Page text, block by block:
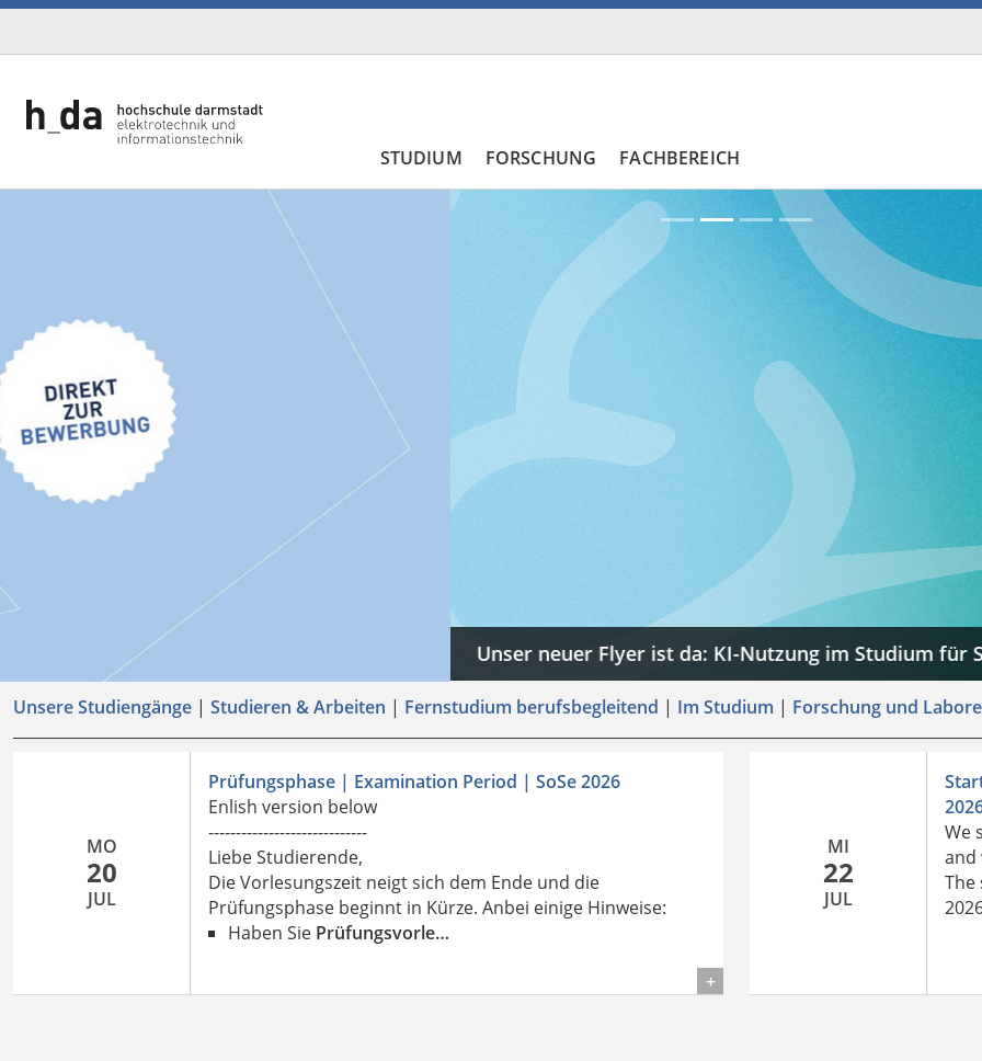
STUDIUM FORSCHUNG FACHBEREICH
Unser neuer Flyer ist da: KI-Nutzung im Studium für Studierende des FB EIT
Previous
Unsere Studiengänge | Studieren & Arbeiten | Fernstudium berufsbegleitend | Im Studium | Forschung und Labore
MO
20
JUL
Prüfungsphase | Examination Period | SoSe 2026
Enlish version below
-----------------------------
Liebe Studierende,
Die Vorlesungszeit neigt sich dem Ende und die
Prüfungsphase beginnt in Kürze. Anbei einige Hinweise:
Haben Sie Prüfungsvorle…
MI
22
JUL
We
and
The